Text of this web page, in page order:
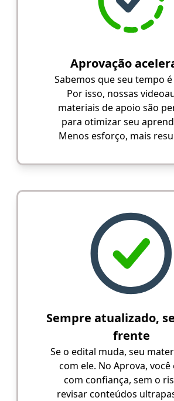
Aprovação
Sabemos que seu tempo
Por isso, nossas
materiais de apoio são
para otimizar seu
Menos esforço, mais
Sempre atualizado,
frente
Se o edital muda, seu
com ele. No Aprova, você
com confiança, sem o
revisar conteúdos